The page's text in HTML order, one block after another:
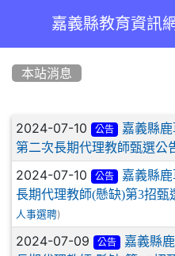
嘉義縣教育資訊網
本站消息
文章列表
2024-07-10 公告
嘉義縣
第二次長期代理教師甄選公
2024-07-10 公告
嘉義縣
長期代理教師(懸缺)第3招甄
人事選聘)
2024-07-09 公告
嘉義縣